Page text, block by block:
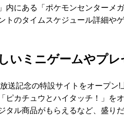
にある「ポケモンセンターメ
のタイムスケジュール詳細や
いミニゲームやプレ
送記念の特設サイトをオープン
カチュウとハイタッチ！」を
ル商品がもらえるなど、盛り